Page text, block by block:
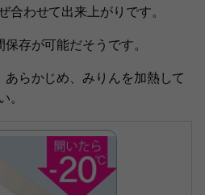
合わせて出来上がりです。
存が可能だそうです。
らかじめ、みりんを加熱して
。